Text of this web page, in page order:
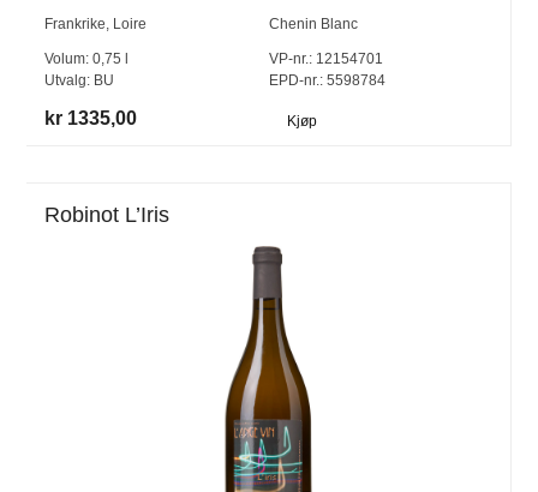
Frankrike, Loire Chenin Blanc
Volum:0,75
Utvalg: BU
VP-nr.:12154701
EPD-nr.: 5598784
kr 1335,00 Kjøp
Robinot L’Iris